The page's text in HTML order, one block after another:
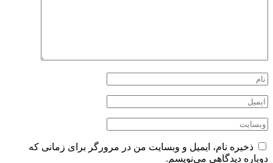
ذخیره نام، ایمیل و وبسایت من در مرورگر برای زمانی که
دوباره دیدگاهی می‌نویسم.